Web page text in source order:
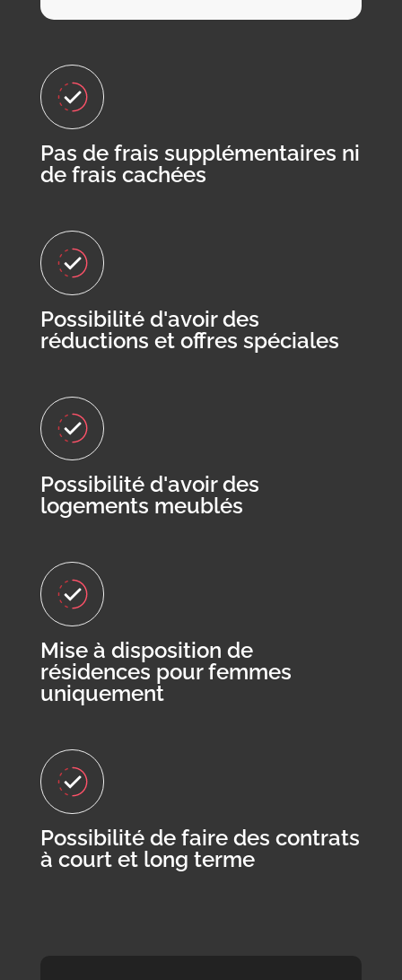
Pas de frais supplémentaires ni
de frais cachées
Possibilité d'avoir des
réductions et offres spéciales
Possibilité d'avoir des
logements meublés
Mise à disposition de
résidences pour femmes
uniquement
Possibilité de faire des contrats
à court et long terme